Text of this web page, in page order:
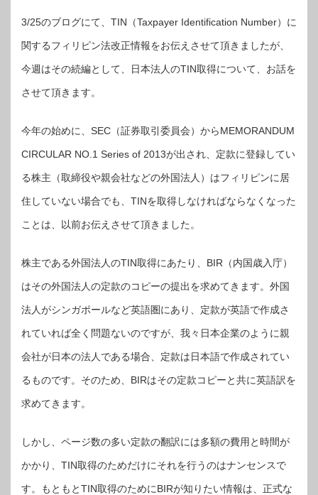
3/25のブログにて、TIN（Taxpayer Identification Number）に
関するフィリピン法改正情報をお伝えさせて頂きましたが、
今週はその続編として、日本法人のTIN取得について、お話を
させて頂きます。
今年の始めに、SEC（証券取引委員会）からMEMORANDUM
CIRCULAR NO.1 Series of 2013が出され、定款に登録してい
る株主（取締役や親会社などの外国法人）はフィリピンに居
住していない場合でも、TINを取得しなければならなくなった
ことは、以前お伝えさせて頂きました。
株主である外国法人のTIN取得にあたり、BIR（内国歳入庁）
はその外国法人の定款のコピーの提出を求めてきます。外国
法人がシンガポールなど英語圏にあり、定款が英語で作成さ
れていれば全く問題ないのですが、我々日本企業のように親
会社が日本の法人である場合、定款は日本語で作成されてい
るものです。そのため、BIRはその定款コピーと共に英語訳を
求めてきます。
しかし、ページ数の多い定款の翻訳には多額の費用と時間が
かかり、TIN取得のためだけにそれを行うのはナンセンスで
す。もともとTIN取得のためにBIRが知りたい情報は、正式な